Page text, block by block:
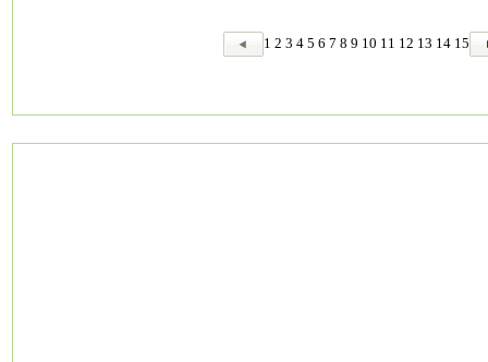
1 2 3 4 5 6 7 8 9 10 11 12 13 14 15